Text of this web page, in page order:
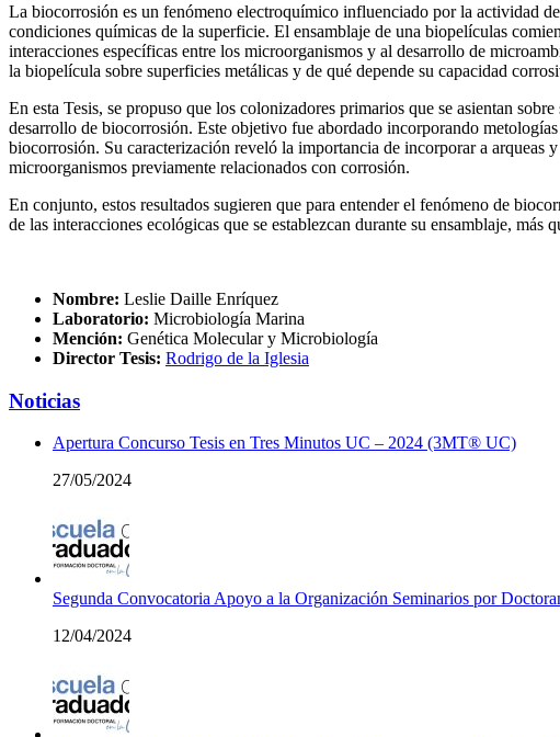
La biocorrosión es un fenómeno electroquímico influenciado por la actividad
condiciones químicas de la superficie. El ensamblaje de una biopelículas
interacciones específicas entre los microorganismos y al desarrollo de
la biopelícula sobre superficies metálicas y de qué depende su capacidad
En esta Tesis, se propuso que los colonizadores primarios que se asientan
desarrollo de biocorrosión. Este objetivo fue abordado incorporando
biocorrosión. Su caracterización reveló la importancia de incorporar a arqueas
microorganismos previamente relacionados con corrosión.
En conjunto, estos resultados sugieren que para entender el fenómeno de
de las interacciones ecológicas que se establezcan durante su ensamblaje,
Nombre: Leslie Daille Enríquez
Laboratorio: Microbiología Marina
Mención: Genética Molecular y Microbiología
Director Tesis: Rodrigo de la Iglesia
Noticias
Apertura Concurso Tesis en Tres Minutos UC – 2024 (3MT® UC)
27/05/2024
Segunda Convocatoria Apoyo a la Organización Seminarios por
12/04/2024